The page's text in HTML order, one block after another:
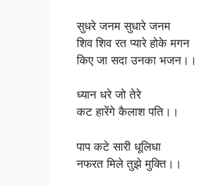
सुधरे जनम सुधारे जनम
शिव शिव रत प्यारे होके मगन
किए जा सदा उनका भजन।।
ध्यान धरे जो तेरे
कट हारेंगे कैलाश पति।।
पाप कटे सारी धूलिधा
नफरत मिले तुझे मुक्ति।।